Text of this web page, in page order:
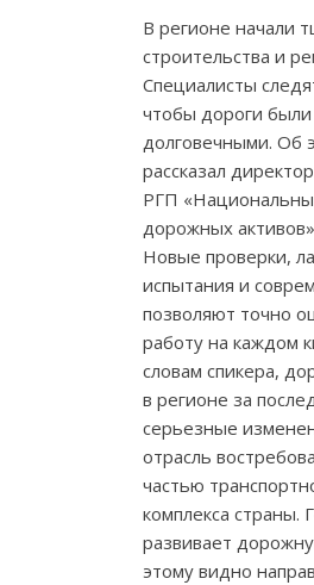
В регионе начали
строительства и
Специалисты
чтобы дороги
долговечными. Об
рассказал
РГП
дорожных
Новые проверки,
испытания и
позволяют точно
работу на каждом
словам спикера,
в регионе за
серьезные
отрасль
частью
комплекса страны.
развивает
этому видно